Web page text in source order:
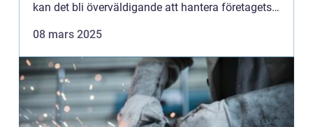
kan det bli överväldigande att hantera företagets
08 mars 2025